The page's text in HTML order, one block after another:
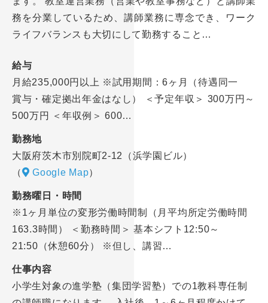
務を分業しているため、講師業務に専念でき、ワーク
ライフバランスも大切にして勤務すること…
給与
月給235,000円以上 ※試用期間：6ヶ月（待遇同一
賞与・確定拠出年金はなし） ＜予定年収＞ 300万円～
500万円 ＜年収例＞ 600…
勤務地
大阪府茨木市別院町2-12（浜学園ビル）
（
Google Map）
勤務曜日・時間
※1ヶ月単位の変形労働時間制（月平均所定労働時間
163.3時間） ＜勤務時間＞ 基本シフト12:50～
21:50（休憩60分） ※但し、講習…
仕事内容
小学生対象の進学塾（集団学習塾）での1教科専任制